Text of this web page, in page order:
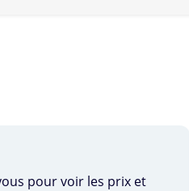
pour voir les prix et